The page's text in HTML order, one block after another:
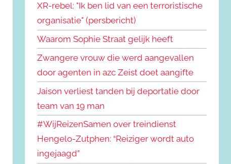
XR-rebel: "Ik ben lid van een terroristische
organisatie" (persbericht)
Waarom Sophie Straat gelijk heeft
Zwangere vrouw die werd aangevallen
door agenten in azc Zeist doet aangifte
Jaison verliest tanden bij deportatie door
team van 19 man
#WijReizenSamen over treindienst
Hengelo-Zutphen: “Reiziger wordt auto
ingejaagd”